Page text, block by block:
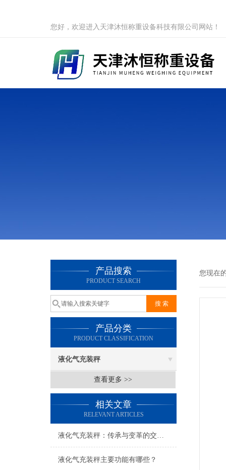
您好，欢迎进入天津沐恒称重设备科技有限公司网站！
产品搜索
PRODUCT SEARCH
产品分类
PRODUCT CLASSIFICATION
液化气充装秤
查看更多 >>
相关文章
RELEVANT ARTICLES
液化气充装秤：传承与变革的交织乐章
液化气充装秤主要功能有哪些？
您现在